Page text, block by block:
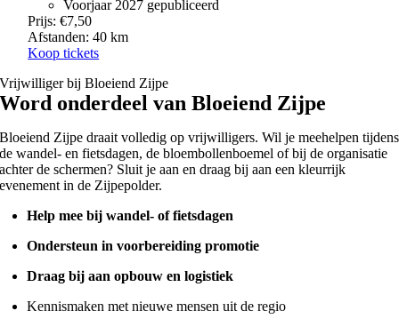
Voorjaar 2027 gepubliceerd
Prijs: €7,50
Afstanden: 40 km
Koop tickets
Vrijwilliger bij Bloeiend Zijpe
Word onderdeel van Bloeiend Zijpe
Bloeiend Zijpe draait volledig op vrijwilligers. Wil je meehelpen tijdens
de wandel- en fietsdagen, de bloembollenboemel of bij de organisatie
achter de schermen? Sluit je aan en draag bij aan een kleurrijk
evenement in de Zijpepolder.
Help mee bij wandel- of fietsdagen
Ondersteun in voorbereiding promotie
Draag bij aan opbouw en logistiek
Kennismaken met nieuwe mensen uit de regio